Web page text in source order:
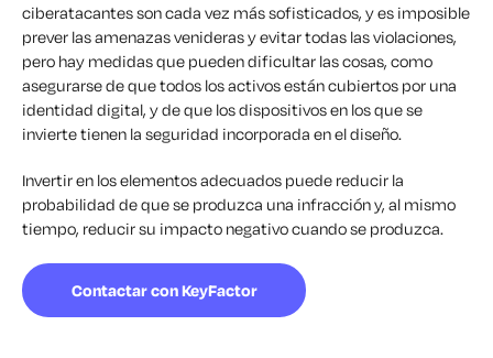
ciberatacantes son cada vez más sofisticados, y es imposible
prever las amenazas venideras y evitar todas las violaciones,
pero hay medidas que pueden dificultar las cosas, como
asegurarse de que todos los activos están cubiertos por una
identidad digital, y de que los dispositivos en los que se
invierte tienen la seguridad incorporada en el diseño.
Invertir en los elementos adecuados puede reducir la
probabilidad de que se produzca una infracción y, al mismo
tiempo, reducir su impacto negativo cuando se produzca.
Contactar con KeyFactor